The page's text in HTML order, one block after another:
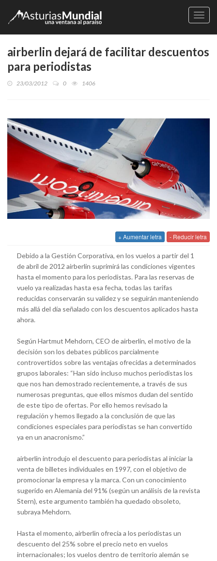
airberlin dejará de facilitar descuentos
para periodistas
23/03/2012 0 1406
+ Aumentar letra - Reducir letra
Debido a la Gestión Corporativa, en los vuelos a partir del 1
de abril de 2012 airberlin suprimirá las condiciones vigentes
hasta el momento para los periodistas. Para las reservas de
vuelo ya realizadas hasta esa fecha, todas las tarifas
reducidas conservarán su validez y se seguirán manteniendo
más allá del día señalado con los descuentos aplicados hasta
ahora.
Según Hartmut Mehdorn, CEO de airberlin, el motivo de la
decisión son los debates públicos parcialmente
controvertidos sobre las ventajas ofrecidas a determinados
grupos laborales: “Han sido incluso muchos periodistas los
que nos han demostrado recientemente, a través de sus
numerosas preguntas, que ellos mismos dudan del sentido
de este tipo de ofertas. Por ello hemos revisado la
regulación y hemos llegado a la conclusión de que las
condiciones especiales para periodistas se han convertido
ya en un anacronismo.”
airberlin introdujo el descuento para periodistas al iniciar la
venta de billetes individuales en 1997, con el objetivo de
promocionar la empresa y la marca. Con un conocimiento
sugerido en Alemania del 91% (según un análisis de la revista
Stern), este argumento también ha quedado obsoleto,
subraya Mehdorn.
Hasta el momento, airberlin ofrecía a los periodistas un
descuento del 25% sobre el precio neto en vuelos
internacionales; los vuelos dentro de territorio alemán se